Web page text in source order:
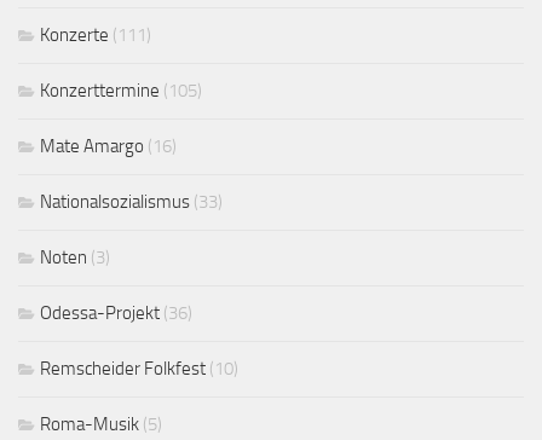
Konzerte (111)
Konzerttermine (105)
Mate Amargo (16)
Nationalsozialismus (33)
Noten (3)
Odessa-Projekt (36)
Remscheider Folkfest (10)
Roma-Musik (5)